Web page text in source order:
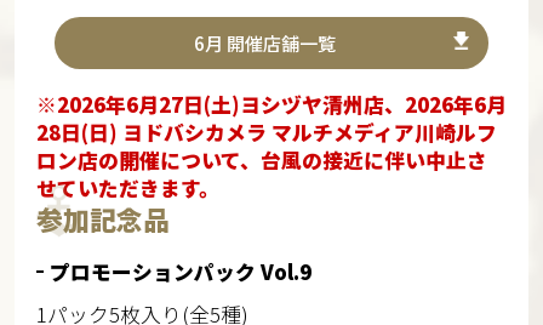
6月 開催店舗一覧
※2026年6月27日(土)ヨシヅヤ清州店、2026年6月
28日(日) ヨドバシカメラ マルチメディア川崎ルフ
ロン店の開催について、台風の接近に伴い中止さ
せていただきます。
参加記念品
プロモーションパック Vol.9
1パック5枚入り(全5種)